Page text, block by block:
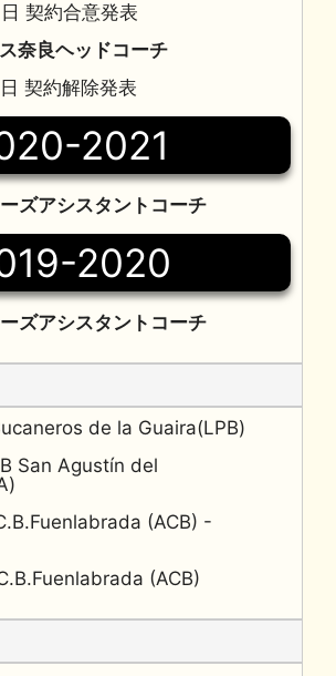
契約合意発表
奈良ヘッドコーチ
契約解除発表
2021
ズアシスタントコーチ
2020
ズアシスタントコーチ
de la Guaira(LPB)
San Agustín del
(ACB) -
(ACB)